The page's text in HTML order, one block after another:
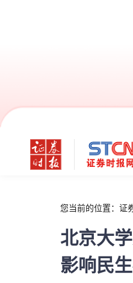
您当前的位置： 证
北京大
影响民